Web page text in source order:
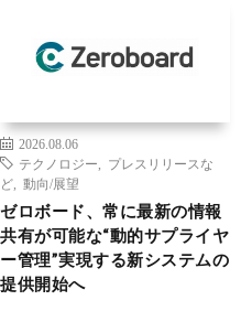
2026.08.06
テクノロジー
プレスリリースな
ど
動向/展望
ゼロボード、常に最新の情報
共有が可能な“動的サプライヤ
ー管理”実現する新システムの
提供開始へ